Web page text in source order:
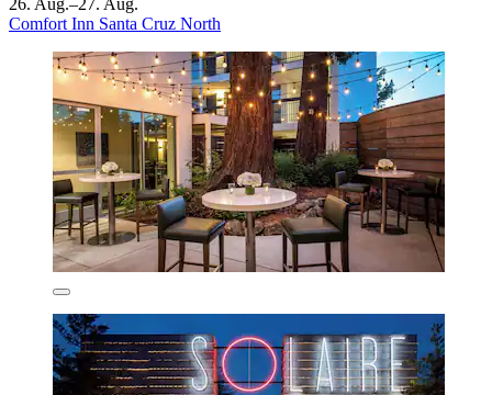
26. Aug.–27. Aug.
Comfort Inn Santa Cruz North